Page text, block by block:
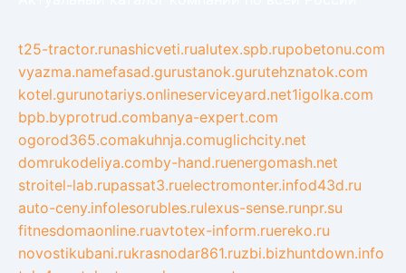
t25-tractor.runashicveti.rualutex.spb.rupobetonu.com
vyazma.namefasad.gurustanok.gurutehznatok.com
kotel.gurunotariys.onlineserviceyard.net1igolka.com
bpb.byprotrud.combanya-expert.com
ogorod365.comakuhnja.comuglichcity.net
domrukodeliya.comby-hand.ruenergomash.net
stroitel-lab.rupassat3.ruelectromonter.infod43d.ru
auto-ceny.infolesorubles.rulexus-sense.runpr.su
fitnesdomaonline.ruavtotex-inform.ruereko.ru
novostikubani.rukrasnodar861.ruzbi.bizhuntdown.info